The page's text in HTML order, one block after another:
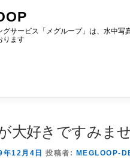
グサービス「メグループ」は、水中写
ります
大好きですみま
年12月4日 投稿者: MEGLOOP-